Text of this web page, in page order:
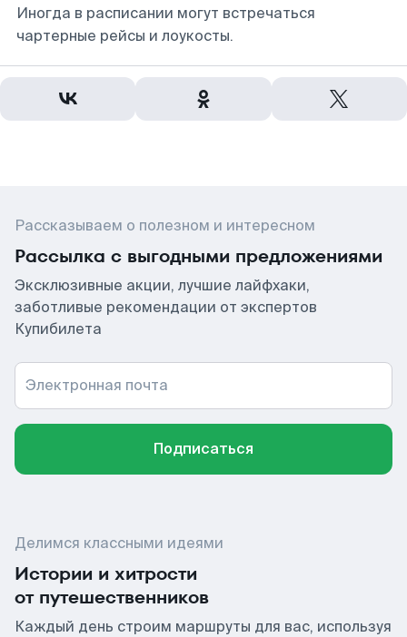
Иногда в расписании могут встречаться
чартерные рейсы и лоукосты.
Рассказываем о полезном и интересном
Рассылка с выгодными предложениями
Эксклюзивные акции, лучшие лайфхаки,
заботливые рекомендации от экспертов
Купибилета
Электронная почта
Подписаться
Делимся классными идеями
Истории и хитрости
от путешественников
Каждый день строим маршруты для вас, используя